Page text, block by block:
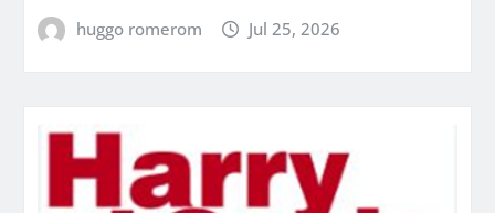
huggo romerom Jul 25, 2026